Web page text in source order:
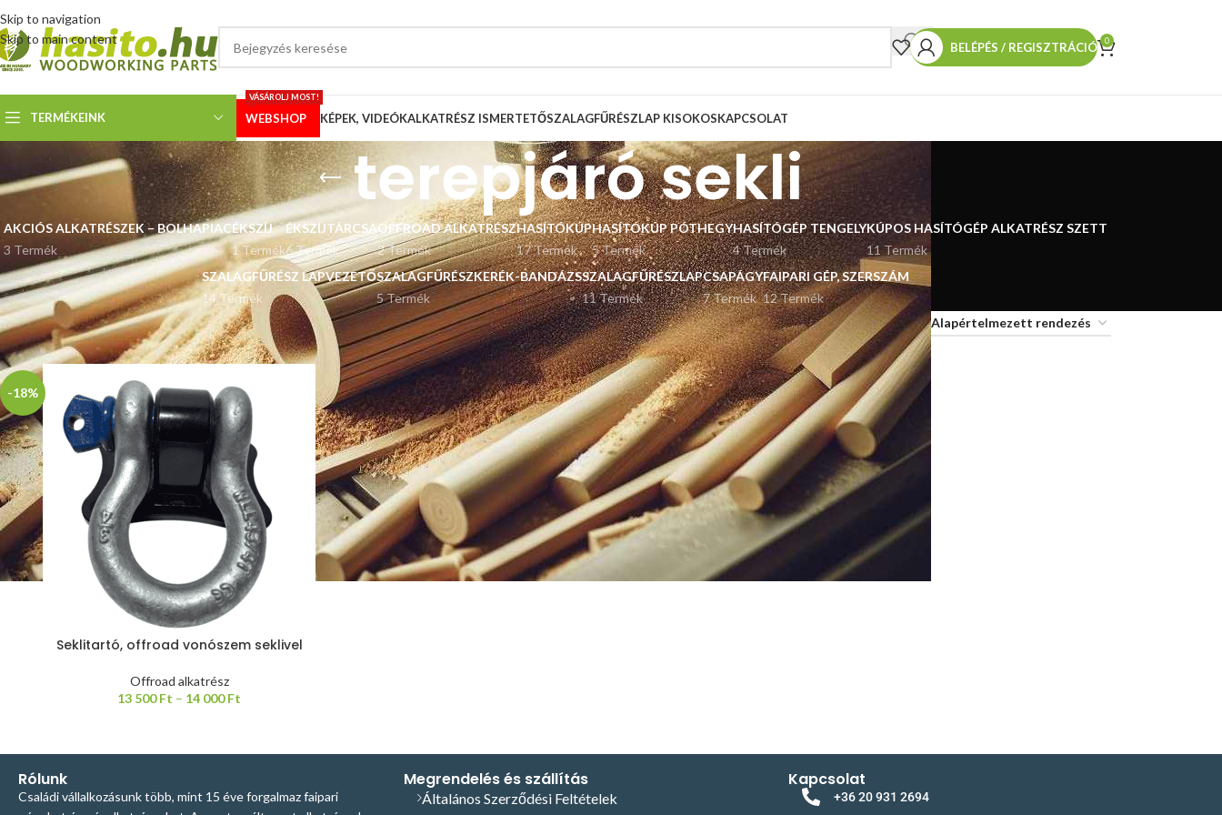
Skip to navigation
Skip to main content
BELÉPÉS / REGISZTRÁCIÓ 0
TERMÉKEINK WEBSHOP
VÁSÁROLJ MOST!
KÉPEK, VIDEÓKALKATRÉSZ ISMERTETŐSZALAGFŰRÉSZLAP KISOKOSKAPCSOLAT
terepjáró sekli
AKCIÓS ALKATRÉSZEK – BOLHAPIAC
3 Termék
ÉKSZÍJ
1 Termék
ÉKSZÍJTÁRCSA
6 Termék
OFFROAD ALKATRÉSZ
2 Termék
HASÍTÓKÚP
17 Termék
HASÍTÓKÚP PÓTHEGY
5 Termék
HASÍTÓGÉP TENGELY
4 Termék
KÚPOS HASÍTÓGÉP ALKATRÉSZ SZETT
11 Termék
SZALAGFŰRÉSZ LAPVEZETŐ
14 Termék
SZALAGFŰRÉSZKERÉK-BANDÁZS
5 Termék
SZALAGFŰRÉSZLAP
11 Termék
CSAPÁGY
7 Termék
FAIPARI GÉP, SZERSZÁM
12 Termék
Kezdőlap “terepjáró sekli” címkével rendelkező termékek Listázás 9 12 18
-18%
Seklitartó, offroad vonószem seklivel
Offroad alkatrész
13 500Ft – 14 000Ft
Rólunk
Családi vállalkozásunk több, mint 15 éve forgalmaz faipari
Megrendelés és szállítás
Általános Szerződési Feltételek
Kapcsolat
+36 20 931 2694